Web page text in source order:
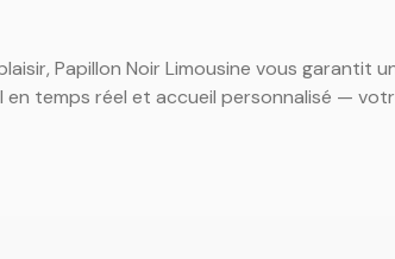
Papillon Noir Limousine vous garantit
en temps réel et accueil personnalisé —